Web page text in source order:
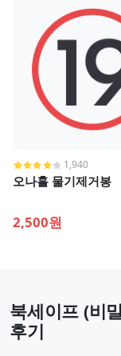
1,940
오나홀 물기제거봉
2,500원
북세이프 (비
후기